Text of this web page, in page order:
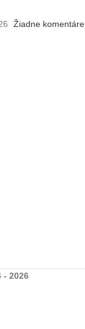
Žiadne komentáre
- 2026